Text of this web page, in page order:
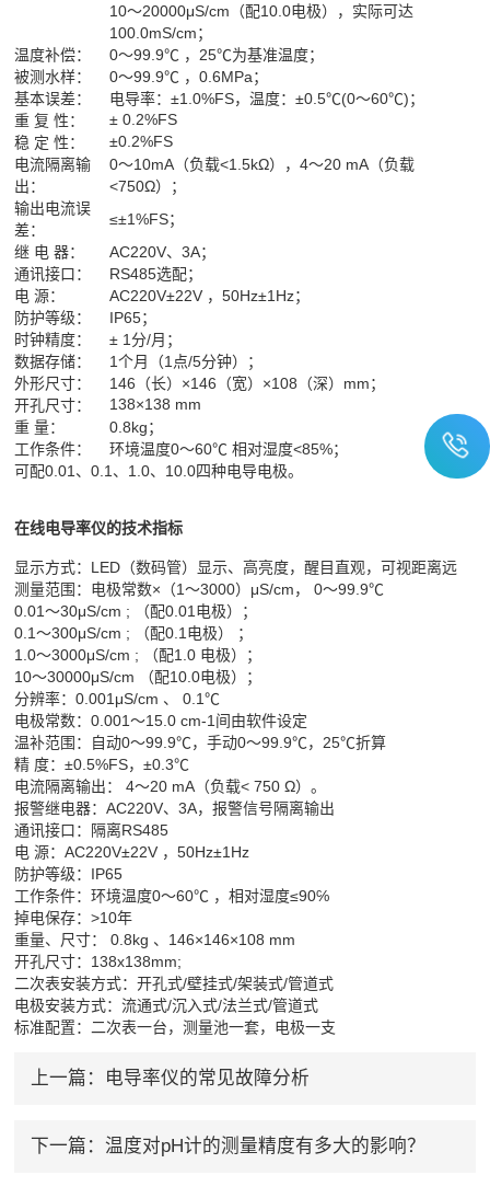
10～20000μS/cm（配10.0电极），实际可达
100.0mS/cm；
温度补偿：
0～99.9℃ ，25℃为基准温度；
被测水样：
0～99.9℃ ，0.6MPa；
基本误差：
电导率：±1.0%FS，温度：±0.5℃(0～60℃)；
重 复 性：
± 0.2%FS
稳 定 性：
±0.2%FS
电流隔离输
出：
0～10mA（负载<1.5kΩ），4～20 mA（负载
<750Ω）；
输出电流误
差：
≤±1%FS；
继 电 器：
AC220V、3A；
通讯接口：
RS485选配；
电 源：
AC220V±22V ，50Hz±1Hz；
防护等级：
IP65；
时钟精度：
± 1分/月；
数据存储：
1个月（1点/5分钟）；
外形尺寸：
146（长）×146（宽）×108（深）mm；
开孔尺寸：
138×138 mm
重 量：
0.8kg；
工作条件：
环境温度0～60℃ 相对湿度<85%；
可配0.01、0.1、1.0、10.0四种电导电极。
在线电导率仪的技术指标
显示方式：LED（数码管）显示、高亮度，醒目直观，可视距离远
测量范围：电极常数×（1～3000）μS/cm， 0～99.9℃
0.01～30μS/cm ; （配0.01电极）；
0.1～300μS/cm ; （配0.1电极） ；
1.0～3000μS/cm ; （配1.0 电极）；
10～30000μS/cm （配10.0电极）；
分辨率：0.001μS/cm 、 0.1℃
电极常数：0.001～15.0 cm-1间由软件设定
温补范围：自动0～99.9℃，手动0～99.9℃，25℃折算
精 度：±0.5%FS，±0.3℃
电流隔离输出： 4～20 mA（负载< 750 Ω）。
报警继电器：AC220V、3A，报警信号隔离输出
通讯接口：隔离RS485
电 源：AC220V±22V ，50Hz±1Hz
防护等级：IP65
工作条件：环境温度0～60℃ ，相对湿度≤90℅
掉电保存：>10年
重量、尺寸： 0.8kg 、146×146×108 mm
开孔尺寸：138x138mm;
二次表安装方式：开孔式/壁挂式/架装式/管道式
电极安装方式：流通式/沉入式/法兰式/管道式
标准配置：二次表一台，测量池一套，电极一支
上一篇： 电导率仪的常见故障分析
下一篇： 温度对pH计的测量精度有多大的影响？